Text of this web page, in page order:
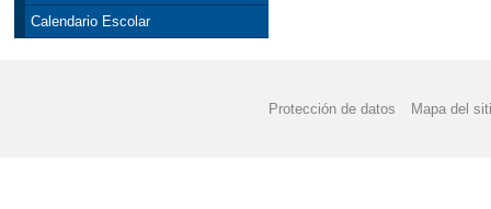
Calendario Escolar
Protección de datos Mapa del